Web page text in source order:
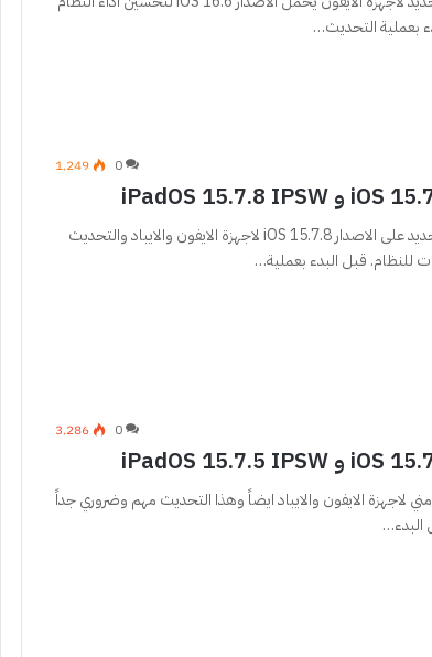
بعملية التحديث…
0 1٬249
اطلقت شركة ابل تحديث جديد على الاصدار iOS 15.7.8 لاجهزة الايفون والايباد والتحديث
قبل البدء بعملية…
0 3٬286
لاجهزة الايفون والايباد ايضاً وهذا التحديث مهم وضروري جداً